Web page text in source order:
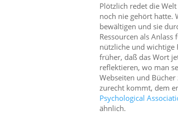
Plötzlich redet die
noch nie gehört hatte.
bewältigen und sie
Ressourcen als
nützliche und wichtige
früher, daß das Wort
reflektieren, wo man
Webseiten und
zurecht kommt, dem
Psychological
ähnlich.